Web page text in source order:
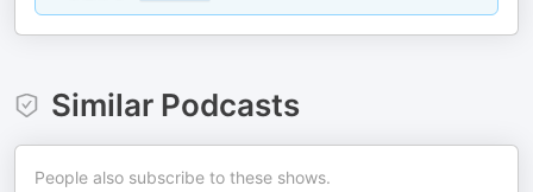
Similar Podcasts
People also subscribe to these shows.